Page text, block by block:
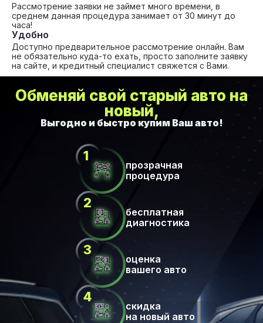
Рассмотрение заявки не займет много времени, в
среднем данная процедура занимает от 30 минут до
часа!
Удобно
Доступно предварительное рассмотрение онлайн. Вам
не обязательно куда-то ехать, просто заполните заявку
на сайте, и кредитный специалист свяжется с Вами.
Обменяй свой старый авто на
новый,
прозрачная
процедура
бесплатная
диагностика
оценка
вашего авто
скидка
на новый авто